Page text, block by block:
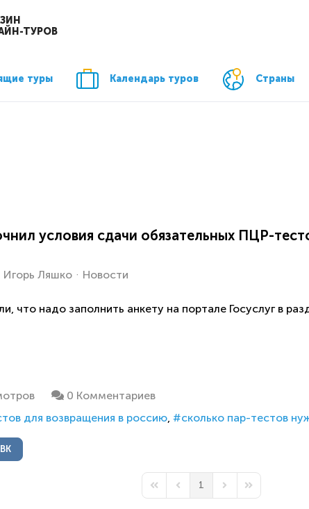
ТУРОВ
туры Календарь туров Страны
условия сдачи обязательных ПЦР-
Игорь Ляшко Новости
что надо заполнить анкету на портале Госуслуг в
0 Комментариев
для возвращения в россию сколько пар-тестов
First PagePrevious Page
1 Next PageLast Page